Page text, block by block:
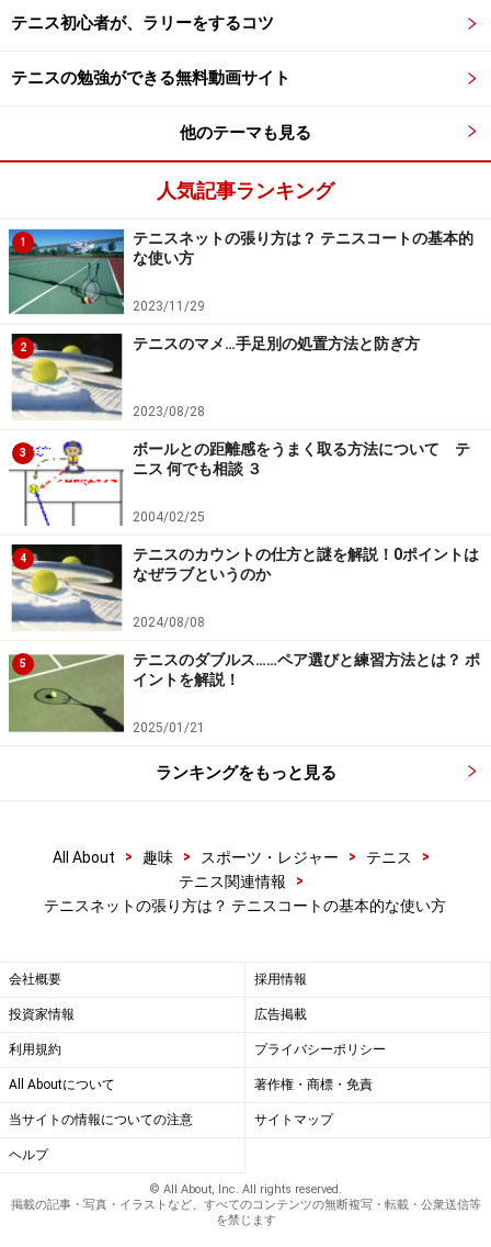
場合は、そのコートを使うプレイヤーが自らネットを張
る必要があります。専用ハンドルを使って、ネットポス
ト（支柱）のところにある歯車を巻き上げ、ネットに張
りを持たせるようにしましょう。なお、終わってからネ
ットを緩める必要があるかどうかは、それぞれの施設の
ネットを上げ下げするハンドルは、プレー中は取っ手部
分が反対側を向くよう逆さにしておくことをオススメし
ます。チェンジコートの際、体に凸部分が意外とぶつか
るんです……。
ネットの高さを調整
張り上げたら、今度はネットの高さを調節。中央部のセ
ンターベルトを91.4センチの高さに合わせましょう。セ
ンターベルトはコート上のフックに引っ掛けて、ベルト
の長さを調節することができます。「91.4センチは、ラ
ケット１本分＋ラケットを横にして上から３本目のガッ
トくらい」と覚えておくと便利です（ラケットの大きさ
により若干異なりますが）。
シングルスを行う場合は、コートに用意されている（多
くは審判台の下など）シングルススティックを使って、
ネット両サイドの高さを持ち上げます。
使用後はブラシをかけるのがマナー
ブラシはコートサイドに置いてることが多い
テニス初心者が、ラリーをするコツ
テニスの勉強ができる無料動画サイト
他のテーマも見る
人気記事ランキング
1
テニスネットの張り方は？ テニスコートの基本的
な使い方
2023/11/29
2 テニスのマメ…手足別の処置方法と防ぎ方
2023/08/28
3
ボールとの距離感をうまく取る方法について テ
ニス 何でも相談 ３
2004/02/25
4
テニスのカウントの仕方と謎を解説！0ポイントは
なぜラブというのか
2024/08/08
5
テニスのダブルス……ペア選びと練習方法とは？ ポ
イントを解説！
2025/01/21
ランキングをもっと見る
All About > 趣味 > スポーツ・レジャー > テニス
>
テニス関連情報
>
テニスネットの張り方は？ テニスコートの基本的な使い方
会社概要 採用情報
投資家情報 広告掲載
利用規約 プライバシーポリシー
All Aboutについて 著作権・商標・免責
当サイトの情報についての注意 サイトマップ
ヘルプ
© All About, Inc. All rights reserved.
掲載の記事・写真・イラストなど、すべてのコンテンツの無断複写・転載・公衆送信等
を禁じます